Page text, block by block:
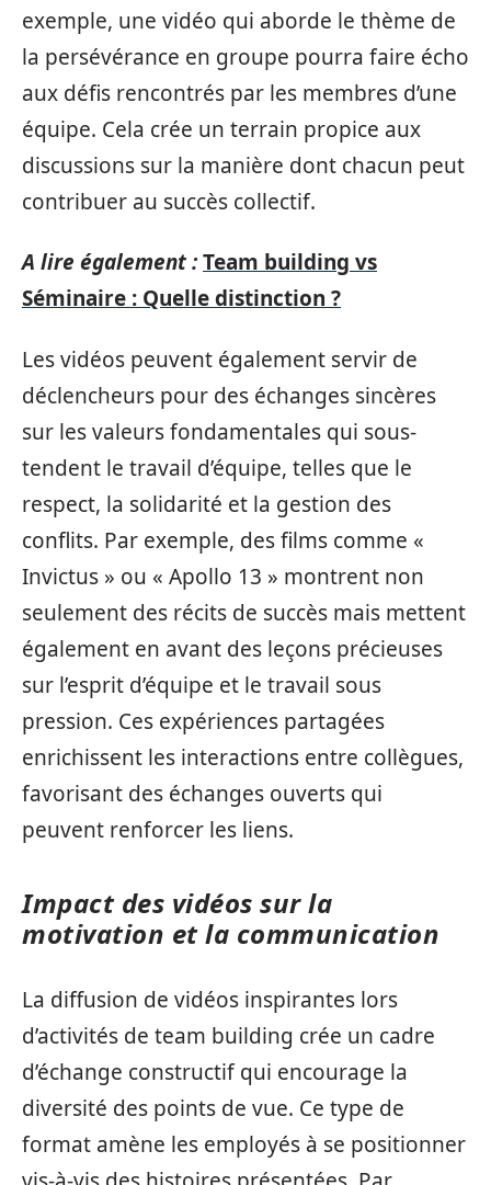
exemple, une vidéo qui aborde le thème de
la persévérance en groupe pourra faire écho
aux défis rencontrés par les membres d’une
équipe. Cela crée un terrain propice aux
discussions sur la manière dont chacun peut
contribuer au succès collectif.
A lire également :Team building vs
Séminaire : Quelle distinction ?
Les vidéos peuvent également servir de
déclencheurs pour des échanges sincères
sur les valeurs fondamentales qui sous-
tendent le travail d’équipe, telles que le
respect, la solidarité et la gestion des
conflits. Par exemple, des films comme «
Invictus » ou « Apollo 13 » montrent non
seulement des récits de succès mais mettent
également en avant des leçons précieuses
sur l’esprit d’équipe et le travail sous
pression. Ces expériences partagées
enrichissent les interactions entre collègues,
favorisant des échanges ouverts qui
peuvent renforcer les liens.
Impact des vidéos sur la
motivation et la communication
La diffusion de vidéos inspirantes lors
d’activités de team building crée un cadre
d’échange constructif qui encourage la
diversité des points de vue. Ce type de
format amène les employés à se positionner